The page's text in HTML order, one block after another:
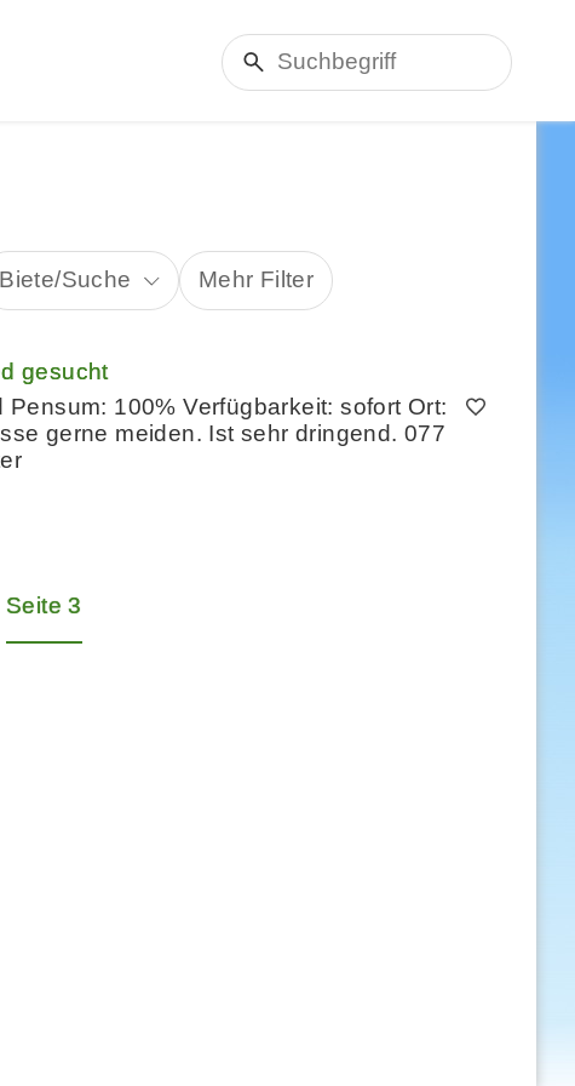
Biete/Suche Mehr Filter
gesucht
100% Verfügbarkeit: sofort Ort:
gerne meiden. Ist sehr dringend. 077
Seite 3